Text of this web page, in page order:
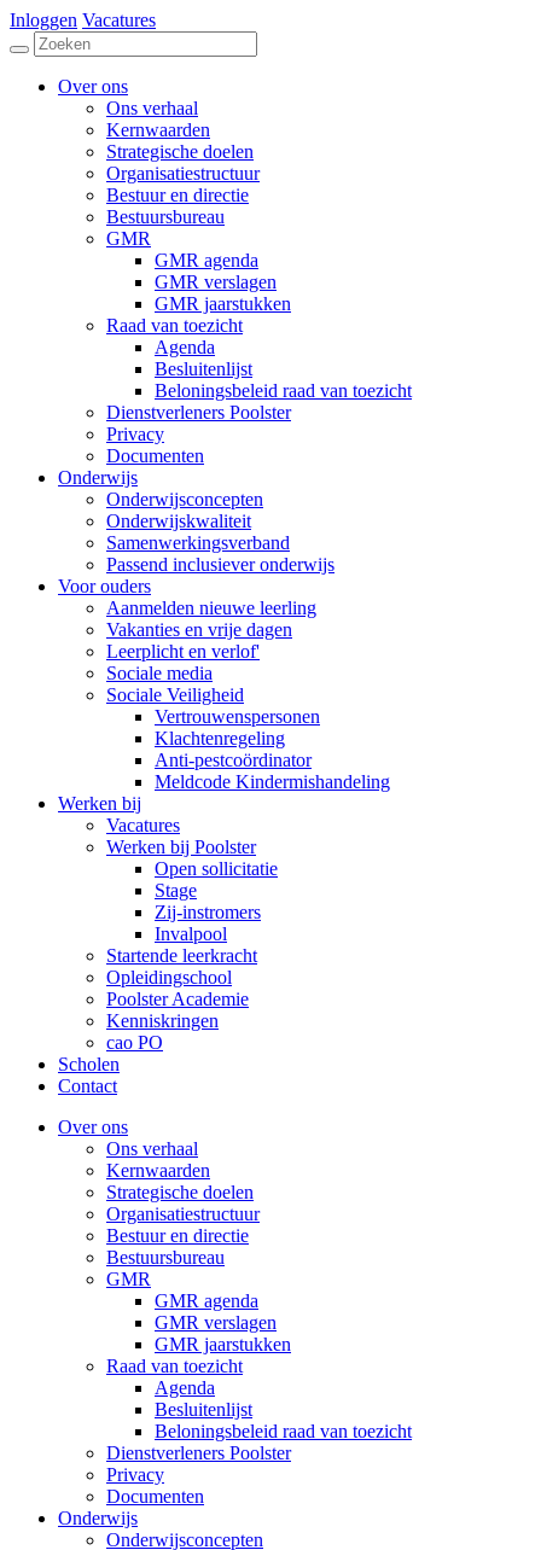
Inloggen Vacatures
Over ons
Ons verhaal
Kernwaarden
Strategische doelen
Organisatiestructuur
Bestuur en directie
Bestuursbureau
GMR
GMR agenda
GMR verslagen
GMR jaarstukken
Raad van toezicht
Agenda
Besluitenlijst
Beloningsbeleid raad van toezicht
Dienstverleners Poolster
Privacy
Documenten
Onderwijs
Onderwijsconcepten
Onderwijskwaliteit
Samenwerkingsverband
Passend inclusiever onderwijs
Voor ouders
Aanmelden nieuwe leerling
Vakanties en vrije dagen
Leerplicht en verlof'
Sociale media
Sociale Veiligheid
Vertrouwenspersonen
Klachtenregeling
Anti-pestcoördinator
Meldcode Kindermishandeling
Werken bij
Vacatures
Werken bij Poolster
Open sollicitatie
Stage
Zij-instromers
Invalpool
Startende leerkracht
Opleidingschool
Poolster Academie
Kenniskringen
cao PO
Scholen
Contact
Over ons
Ons verhaal
Kernwaarden
Strategische doelen
Organisatiestructuur
Bestuur en directie
Bestuursbureau
GMR
GMR agenda
GMR verslagen
GMR jaarstukken
Raad van toezicht
Agenda
Besluitenlijst
Beloningsbeleid raad van toezicht
Dienstverleners Poolster
Privacy
Documenten
Onderwijs
Onderwijsconcepten